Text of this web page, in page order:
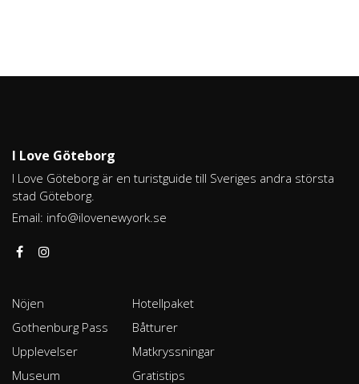
I Love Göteborg
I Love Göteborg är en turistguide till Sveriges andra största
stad Göteborg.
Email: info@ilovenewyork.se
Nöjen
Gothenburg Pass
Upplevelser
Museum
Hotellpaket
Båtturer
Matkryssningar
Gratistips